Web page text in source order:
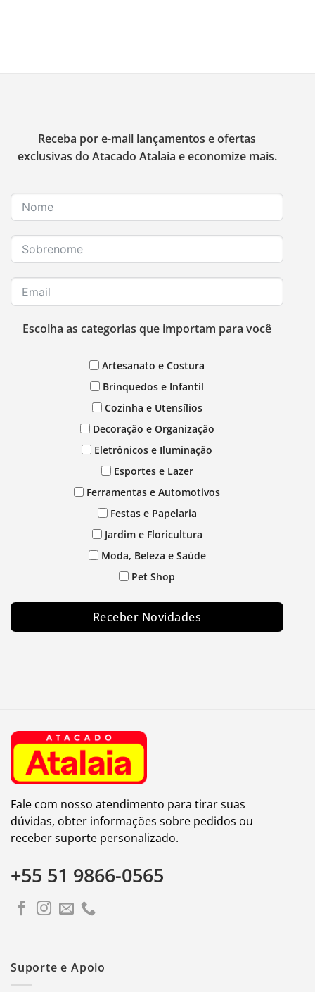
Receba por e-mail lançamentos e ofertas
exclusivas do Atacado Atalaia e economize mais.
Escolha as categorias que importam para você
Artesanato e Costura
Brinquedos e Infantil
Cozinha e Utensílios
Decoração e Organização
Eletrônicos e Iluminação
Esportes e Lazer
Ferramentas e Automotivos
Festas e Papelaria
Jardim e Floricultura
Moda, Beleza e Saúde
Pet Shop
Receber Novidades
Fale com nosso atendimento para tirar suas
dúvidas, obter informações sobre pedidos ou
receber suporte personalizado.
+55 51 9866-0565
Suporte e Apoio